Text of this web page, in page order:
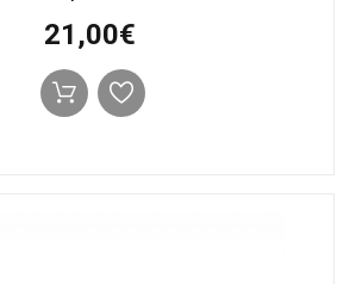
21,00€